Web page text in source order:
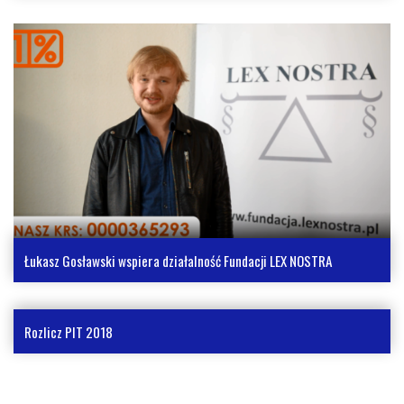
Łukasz Gosławski wspiera działalność Fundacji LEX NOSTRA
Rozlicz PIT 2018